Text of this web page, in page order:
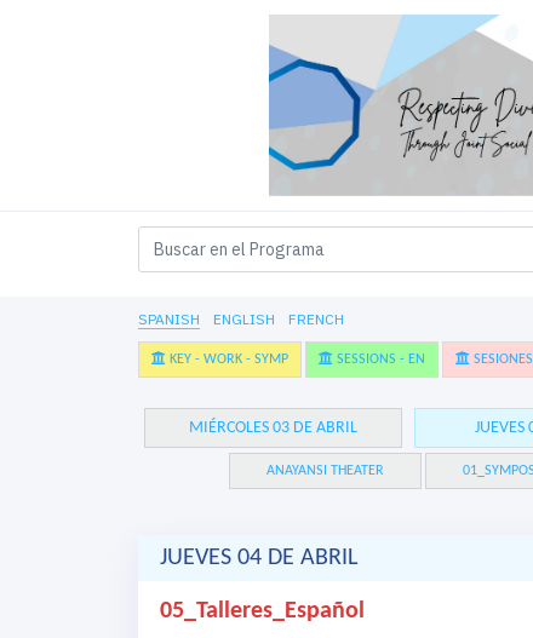
SPANISH ENGLISH FRENCH
KEY - WORK - SYMP SESSIONS - EN
MIÉRCOLES 03 DE ABRIL JUEVES
ANAYANSI THEATER
JUEVES 04 DE ABRIL
05_Talleres_Español